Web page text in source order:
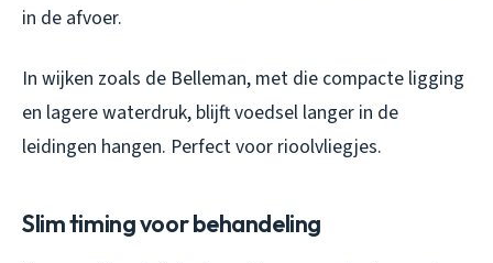
in de afvoer.
In wijken zoals de Belleman, met die compacte ligging
en lagere waterdruk, blijft voedsel langer in de
leidingen hangen. Perfect voor rioolvliegjes.
Slim timing voor behandeling